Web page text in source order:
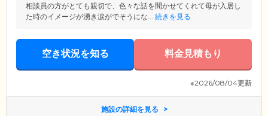
相談員の方がとても親切で、色々な話を聞かせてくれて母が入居し
た時のイメージが湧き涙がでそうにな... 続きを見る
空き状況を知る 料金見積もり
※2026/08/04更新
施設の詳細を見る